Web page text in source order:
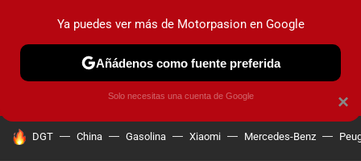
PRUEBAS COCHES ELÉCTRICOS OBSERVATORIO
HOY SE HABLA DE
DGT China Gasolina Xiaomi Mercedes-Benz
×
Ya puedes ver más de Motorpasion en Google
Añádenos como fuente preferida
Solo necesitas una cuenta de Google